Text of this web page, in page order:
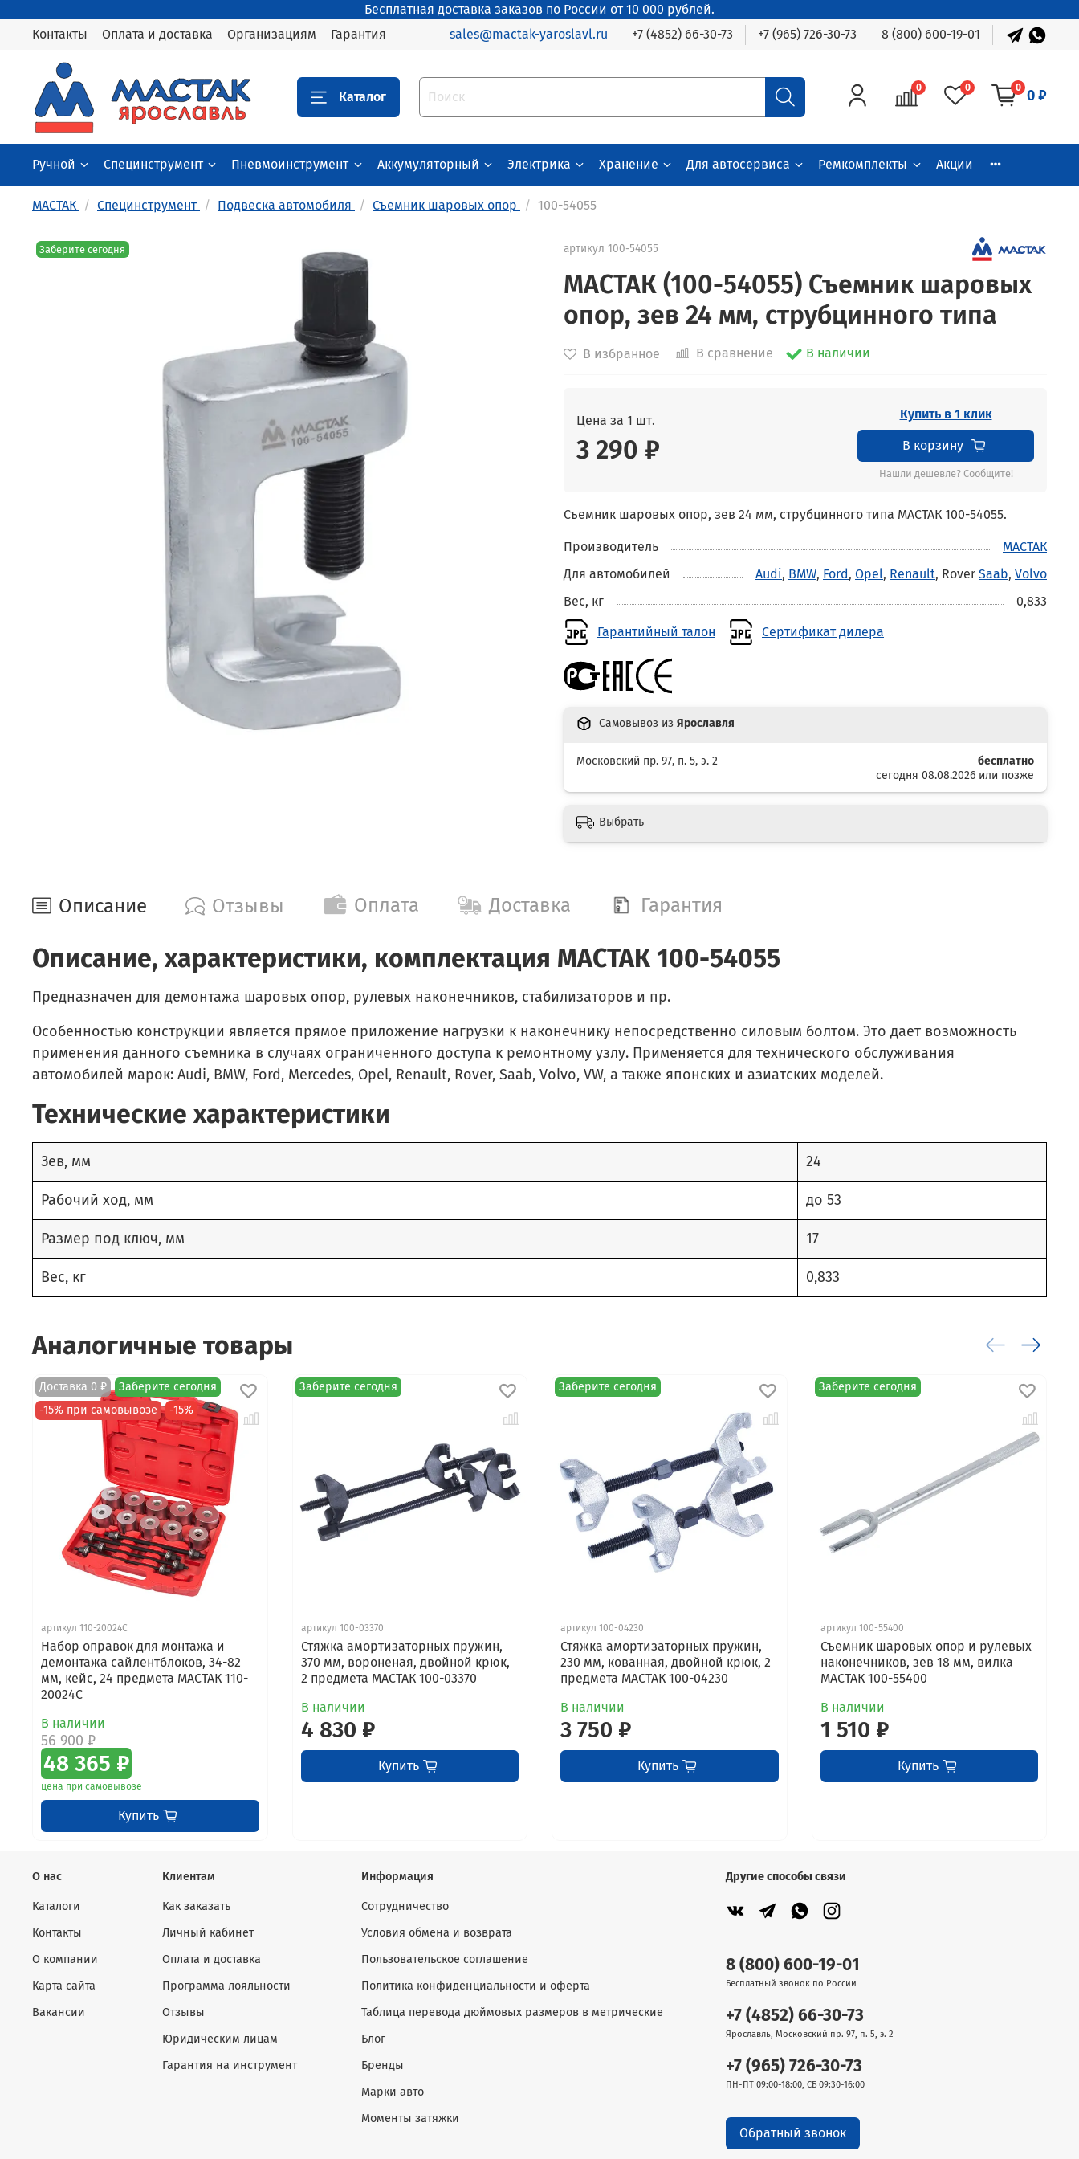
Бесплатная доставка заказов по России от 10 000 рублей.
Контакты
Оплата и доставка Организациям Гарантия sales@mactak-yaroslavl.ru +7 (4852) 66-30-73 +7 (965) 726-30-73 8 (800) 600-19-01
Каталог
0 0 0 0 ₽
Ручной Специнструмент Пневмоинструмент Аккумуляторный Электрика Хранение Для автосервиса Ремкомплекты Акции
МАСТАК Специнструмент Подвеска автомобиля Съемник шаровых опор 100-54055
Заберите сегодня артикул 100-54055
МАСТАК (100-54055) Съемник шаровых
опор, зев 24 мм, струбцинного типа
В избранное В сравнение В наличии
Цена за 1 шт.
3 290 ₽
Купить в 1 клик
В корзину
Нашли дешевле? Сообщите!
Съемник шаровых опор, зев 24 мм, струбцинного типа МАСТАК 100-54055.
Производитель
МАСТАК
Для автомобилей
Audi, BMW, Ford, Opel, Renault, Rover Saab, Volvo
Вес, кг
0,833
Гарантийный талон
Сертификат дилера
Самовывоз из Ярославля
Московский пр. 97, п. 5, э. 2
бесплатно
сегодня 08.08.2026 или позже
Выбрать
Описание Отзывы Оплата Доставка Гарантия
Описание, характеристики, комплектация МАСТАК 100-54055
Предназначен для демонтажа шаровых опор, рулевых наконечников, стабилизаторов и пр.
Особенностью конструкции является прямое приложение нагрузки к наконечнику непосредственно силовым болтом. Это дает возможность
применения данного съемника в случаях ограниченного доступа к ремонтному узлу. Применяется для технического обслуживания
автомобилей марок: Audi, BMW, Ford, Mercedes, Opel, Renault, Rover, Saab, Volvo, VW, а также японских и азиатских моделей.
Технические характеристики
Зев, мм 24
Рабочий ход, мм до 53
Размер под ключ, мм 17
Вес, кг 0,833
Аналогичные товары
Доставка 0 ₽
Заберите сегодня
-15% при самовывозе
-15%
артикул 110-20024C
Набор оправок для монтажа и
демонтажа сайлентблоков, 34-82
мм, кейс, 24 предмета МАСТАК 110-
20024C
В наличии
56 900 ₽
48 365 ₽
цена при самовывозе
Купить
Заберите сегодня
артикул 100-03370
Стяжка амортизаторных пружин,
370 мм, вороненая, двойной крюк,
2 предмета МАСТАК 100-03370
В наличии
4 830 ₽
Купить
Заберите сегодня
артикул 100-04230
Стяжка амортизаторных пружин,
230 мм, кованная, двойной крюк, 2
предмета МАСТАК 100-04230
В наличии
3 750 ₽
Купить
Заберите сегодня
артикул 100-55400
Съемник шаровых опор и рулевых
наконечников, зев 18 мм, вилка
МАСТАК 100-55400
В наличии
1 510 ₽
Купить
О нас
Каталоги
Контакты
О компании
Карта сайта
Вакансии
Клиентам
Как заказать
Личный кабинет
Оплата и доставка
Программа лояльности
Отзывы
Юридическим лицам
Гарантия на инструмент
Информация
Сотрудничество
Условия обмена и возврата
Пользовательское соглашение
Политика конфиденциальности и оферта
Таблица перевода дюймовых размеров в метрические
Блог
Бренды
Марки авто
Моменты затяжки
Другие способы связи
8 (800) 600-19-01
Бесплатный звонок по России
+7 (4852) 66-30-73
Ярославль, Московский пр. 97, п. 5, э. 2
+7 (965) 726-30-73
ПН-ПТ 09:00-18:00, СБ 09:30-16:00
Обратный звонок